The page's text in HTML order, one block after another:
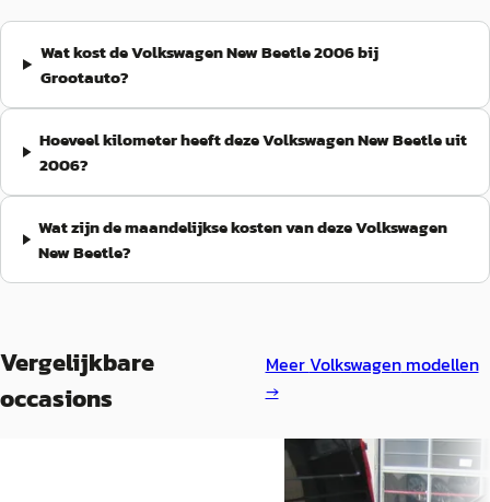
Wat kost de Volkswagen New Beetle 2006 bij
Grootauto?
Hoeveel kilometer heeft deze Volkswagen New Beetle uit
2006?
Wat zijn de maandelijkse kosten van deze Volkswagen
New Beetle?
Vergelijkbare
occasions
MeerVolkswagenmodellen
→
Volkswagen Golf·